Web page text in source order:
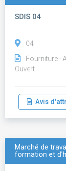
SDIS 04
04
Fourniture -
Ouvert
Avis
Marché de
formation et